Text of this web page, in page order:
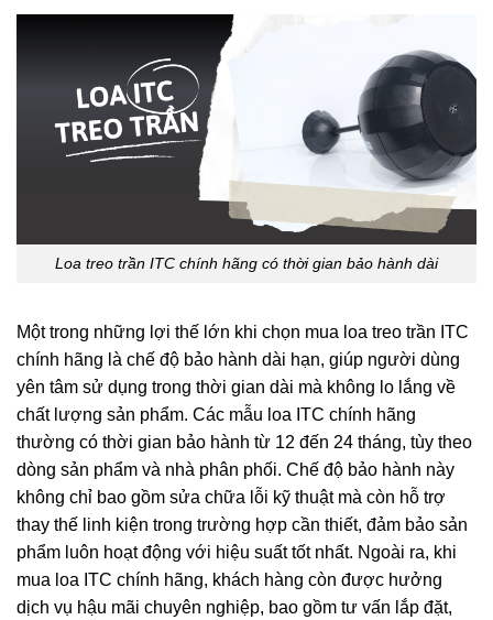
Loa treo trần ITC chính hãng có thời gian bảo hành dài
Một trong những lợi thế lớn khi chọn mua loa treo trần ITC
chính hãng là chế độ bảo hành dài hạn, giúp người dùng
yên tâm sử dụng trong thời gian dài mà không lo lắng về
chất lượng sản phẩm. Các mẫu loa ITC chính hãng
thường có thời gian bảo hành từ 12 đến 24 tháng, tùy theo
dòng sản phẩm và nhà phân phối. Chế độ bảo hành này
không chỉ bao gồm sửa chữa lỗi kỹ thuật mà còn hỗ trợ
thay thế linh kiện trong trường hợp cần thiết, đảm bảo sản
phẩm luôn hoạt động với hiệu suất tốt nhất. Ngoài ra, khi
mua loa ITC chính hãng, khách hàng còn được hưởng
dịch vụ hậu mãi chuyên nghiệp, bao gồm tư vấn lắp đặt,